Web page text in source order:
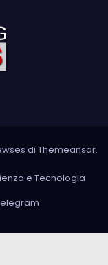
di Themeansar.
e Tecnologia